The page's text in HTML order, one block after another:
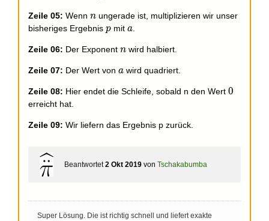
Zeile 05: Wenn n
n ungerade ist, multiplizieren wir unser
bisheriges Ergebnis p
p mit a
a
Zeile 06: Der Exponent n
n wird halbiert.
Zeile 07: Der Wert von a
a wird quadriert.
Zeile 08: Hier endet die Schleife, sobald n den Wert 0
0
erreicht hat.
Zeile 09: Wir liefern das Ergebnis p zurück.
Beantwortet 2 Okt 2019 von Tschakabumba
Super Lösung. Die ist richtig schnell und liefert exakte